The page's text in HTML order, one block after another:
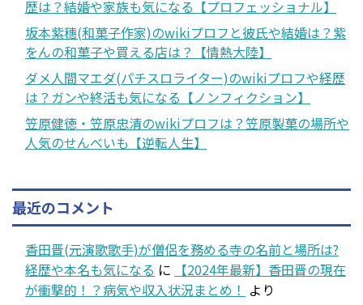
歴は？結婚や家族も気になる【プロフェッショナル】
坂本紫穗(和菓子作家)のwikiプロフと彼氏や結婚は？紫
をんの和菓子や買える店は？【情熱大陸】
ダメ人間マエダ(パチスロライター)のwikiプロフや経歴
は？ガンや終活も気になる【ノンフィクション】
笠原健徳・笠原忠清のwikiプロフは？笠原製菓の場所や
人気のせんべいも【逆転人生】
最近のコメント
香田晋(元演歌歌手)が僧侶を務める寺の名前と場所は?
経歴や本名も気になる に
【2024年最新】香田晋の現在
が衝撃的！？病気や収入状況まとめ！ より